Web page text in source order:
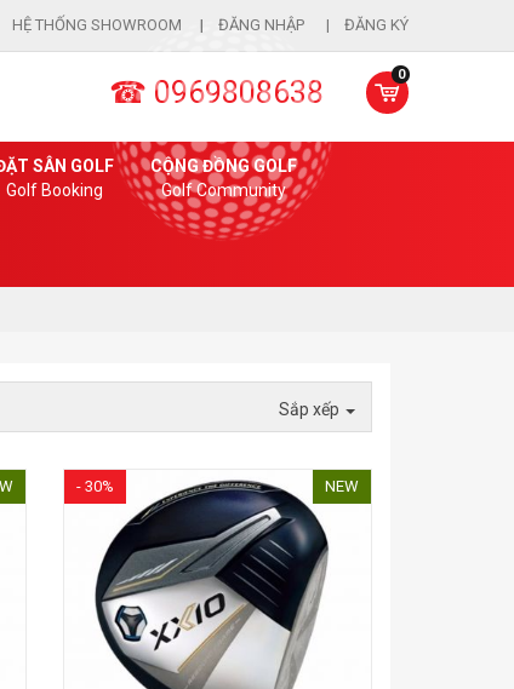
ĐĂNG NHẬP ĐĂNG KÝ
HỆ THỐNG SHOWROOM
0
☎ 0969808638
SÂN GOLF
Golf Booking
CỘNG ĐỒNG GOLF
Golf Community
Sắp xếp
- 30% NEW